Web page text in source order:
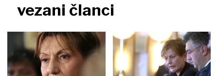
vezani članci